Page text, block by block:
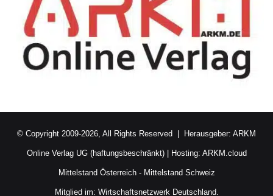
© Copyright 2009-2026, All Rights Reserved | Herausgeber: ARKM
Online Verlag UG (haftungsbeschränkt)| Hosting: ARKM.cloud
Mittelstand Österreich- Mittelstand Schweiz
Mitglied im: Wirtschaftsnetzwerk Deutschland.